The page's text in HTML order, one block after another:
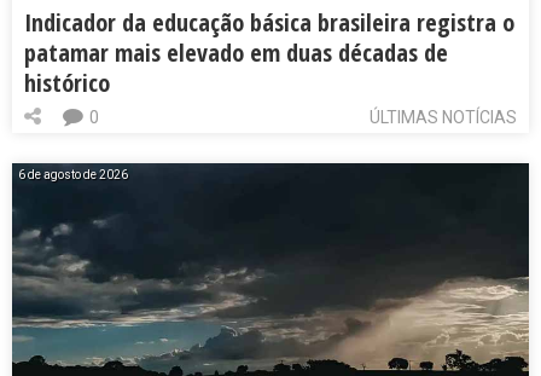
Indicador da educação básica brasileira registra o
patamar mais elevado em duas décadas de
histórico
ÚLTIMAS NOTÍCIAS
0
6 de agosto de 2026